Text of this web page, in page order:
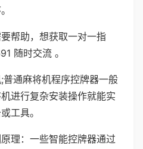
帮助，想获取一对一指
随时交流 。
普通麻将机程序控牌器一般
进行复杂安装操作就能实
工具。
理：一些智能控牌器通过